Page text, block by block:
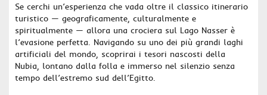
Se cerchi un’esperienza che vada oltre il classico itinerario
turistico — geograficamente, culturalmente e
spiritualmente — allora una crociera sul Lago Nasser è
l’evasione perfetta. Navigando su uno dei più grandi laghi
artificiali del mondo, scoprirai i tesori nascosti della
Nubia, lontano dalla folla e immerso nel silenzio senza
tempo dell’estremo sud dell’Egitto.